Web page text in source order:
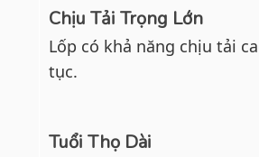
Chịu Tải Trọng Lớn
Lốp có khả năng chịu tải
tục.
Tuổi Thọ Dài